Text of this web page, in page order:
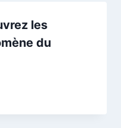
les
du